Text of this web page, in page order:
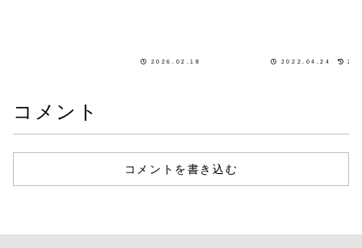
2026.02.18 2022.04.24
コメント
コメントを書き込む